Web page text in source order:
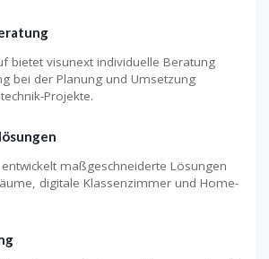
bietet visunext individuelle Beratung
bei der Planung und Umsetzung
Projekte.
maßgeschneiderte Lösungen
digitale Klassenzimmer und Home-